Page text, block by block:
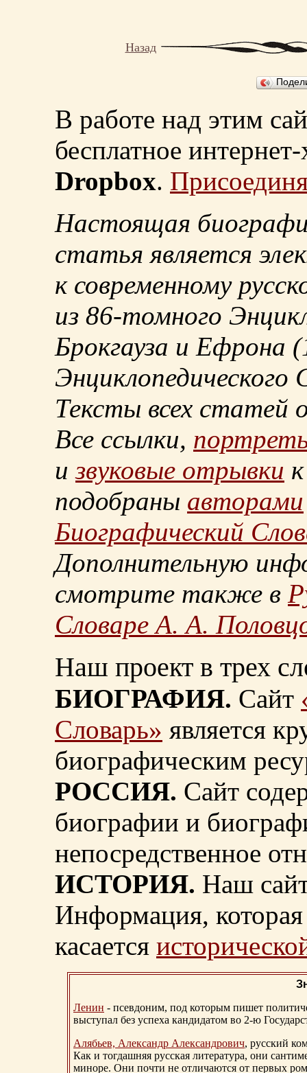
Назад
В работе над этим
бесплатное
Dropbox.
Настоящая
статья является
к современному
из 86-томного
Брокгауза и Ефрона
Энциклопедического
Тексты всех статей
Все ссылки,
извуковые отрывки
подобраны авторами
Биографический
Дополнительную
смотрите также в
Словаре А. А.
Наш проект в трех
БИОГРАФИЯ. Сайт
Словарь» является
биографическим
РОССИЯ. Сайт
биографии и
непосредственное
ИСТОРИЯ. Наш
Информация, которая
касается
Ленин - псевдоним, под которым пишет
выступал без успеха кандидатом во 2-ю
Алябьев, Александр Александрович, русский
Как и тогдашняя русская литература, они
миноре. Они почти не отличаются от первых